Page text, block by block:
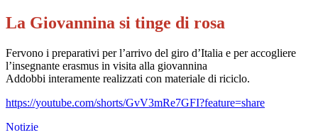
La Giovannina si tinge di rosa
Fervono i preparativi per l’arrivo del giro d’Italia e per accogliere
l’insegnante erasmus in visita alla giovannina
Addobbi interamente realizzati con materiale di riciclo.
https://youtube.com/shorts/GvV3mRe7GFI?feature=share
Notizie